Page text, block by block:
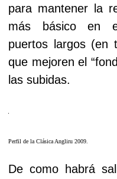
para mantener la
más básico en
puertos largos (en
que mejoren el
las subidas.
Perfil de la Clásica Angliru 2009.
De como habrá